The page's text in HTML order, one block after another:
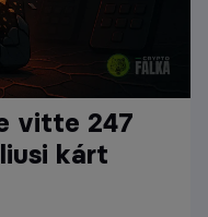
vitte 247
kárt